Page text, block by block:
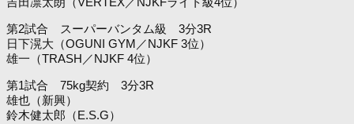
第2試合 スーパーバンタム級 3分3R
日下滉大（OGUNI GYM／NJKF 3位）
雄一（TRASH／NJKF 4位）
第1試合 75kg契約 3分3R
雄也（新興）
鈴木健太郎（E.S.G）